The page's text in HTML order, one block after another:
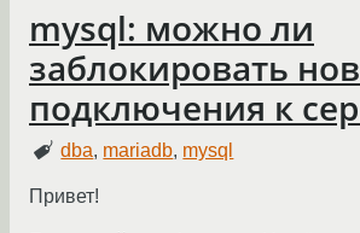
mysql: можно ли
заблокировать
подключения к
dba, mariadb, mysql
Привет!